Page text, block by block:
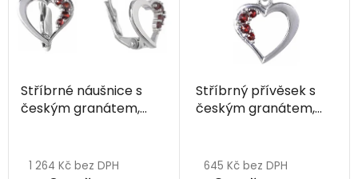
Stříbrné náušnice s
českým granátem,
1 264 Kč bez DPH
Stříbrný přívěsek s
českým granátem,
645 Kč bez DPH